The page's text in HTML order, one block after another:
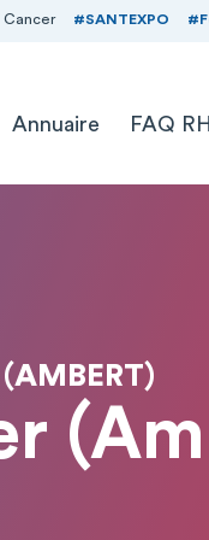
Cancer #SANTEXPO
Annuaire FAQ RH